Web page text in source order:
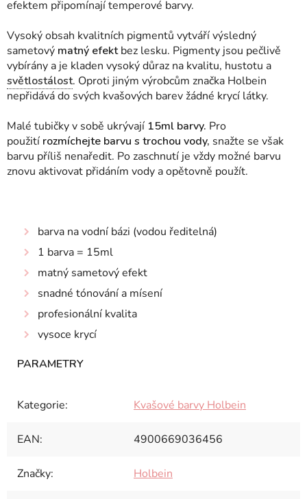
efektem připomínají temperové barvy.
Vysoký obsah kvalitních pigmentů vytváří výsledný
sametový matný efektbez lesku. Pigmenty jsou pečlivě
vybírány a je kladen vysoký důraz na kvalitu, hustotu a
světlostálost. Oproti jiným výrobcům značka Holbein
nepřidává do svých kvašových barev žádné krycí látky.
Malé tubičky v sobě ukrývají 15ml barvy. Pro
použití rozmíchejte barvu s trochou vody, snažte se však
barvu příliš nenaředit. Po zaschnutí je vždy možné barvu
znovu aktivovat přidáním vody a opětovně použít.
barva na vodní bázi (vodou ředitelná)
1 barva = 15ml
matný sametový efekt
snadné tónování a mísení
profesionální kvalita
vysoce krycí
Kategorie: Kvašové barvy Holbein
EAN: 4900669036456
Značky: Holbein